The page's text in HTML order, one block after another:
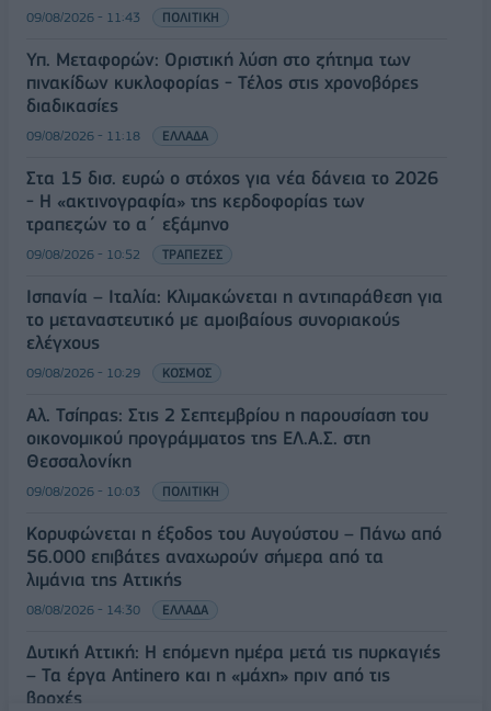
09/08/2026 - 11:43 ΠΟΛΙΤΙΚΗ
Υπ. Μεταφορών: Οριστική λύση στο ζήτημα των
πινακίδων κυκλοφορίας - Τέλος στις χρονοβόρες
διαδικασίες
09/08/2026 - 11:18 ΕΛΛΑΔΑ
Στα 15 δισ. ευρώ ο στόχος για νέα δάνεια το 2026
- Η «ακτινογραφία» της κερδοφορίας των
τραπεζών το α΄ εξάμηνο
09/08/2026 - 10:52 ΤΡΑΠΕΖΕΣ
Ισπανία – Ιταλία: Κλιμακώνεται η αντιπαράθεση για
το μεταναστευτικό με αμοιβαίους συνοριακούς
ελέγχους
09/08/2026 - 10:29 ΚΟΣΜΟΣ
Αλ. Τσίπρας: Στις 2 Σεπτεμβρίου η παρουσίαση του
οικονομικού προγράμματος της ΕΛ.Α.Σ. στη
Θεσσαλονίκη
09/08/2026 - 10:03 ΠΟΛΙΤΙΚΗ
Κορυφώνεται η έξοδος του Αυγούστου – Πάνω από
56.000 επιβάτες αναχωρούν σήμερα από τα
λιμάνια της Αττικής
08/08/2026 - 14:30 ΕΛΛΑΔΑ
Δυτική Αττική: Η επόμενη ημέρα μετά τις πυρκαγιές
– Τα έργα Antinero και η «μάχη» πριν από τις
βροχές